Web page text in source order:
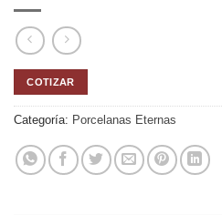
COTIZAR
Categoría: Porcelanas Eternas